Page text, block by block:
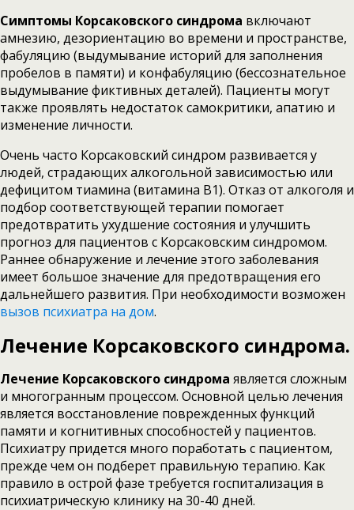
Симптомы Корсаковского синдрома включают
амнезию, дезориентацию во времени и пространстве,
фабуляцию (выдумывание историй для заполнения
пробелов в памяти) и конфабуляцию (бессознательное
выдумывание фиктивных деталей). Пациенты могут
также проявлять недостаток самокритики, апатию и
изменение личности.
Очень часто Корсаковский синдром развивается у
людей, страдающих алкогольной зависимостью или
дефицитом тиамина (витамина В1). Отказ от алкоголя и
подбор соответствующей терапии помогает
предотвратить ухудшение состояния и улучшить
прогноз для пациентов с Корсаковским синдромом.
Раннее обнаружение и лечение этого заболевания
имеет большое значение для предотвращения его
дальнейшего развития. При необходимости возможен
вызов психиатра на дом.
Лечение Корсаковского синдрома.
Лечение Корсаковского синдрома является сложным
и многогранным процессом. Основной целью лечения
является восстановление поврежденных функций
памяти и когнитивных способностей у пациентов.
Психиатру придется много поработать с пациентом,
прежде чем он подберет правильную терапию. Как
правило в острой фазе требуется госпитализация в
психиатрическую клинику на 30-40 дней.